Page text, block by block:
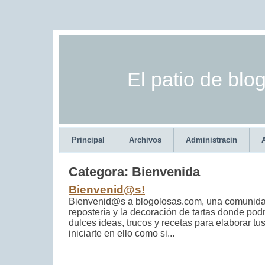
El patio de
Principal Archivos Administracin
Categora: Bienvenida
Bienvenid@s!
Bienvenid@s a blogolosas.com, una
repostería y la decoración de tartas donde
dulces ideas, trucos y recetas para elaborar
iniciarte en ello como si...